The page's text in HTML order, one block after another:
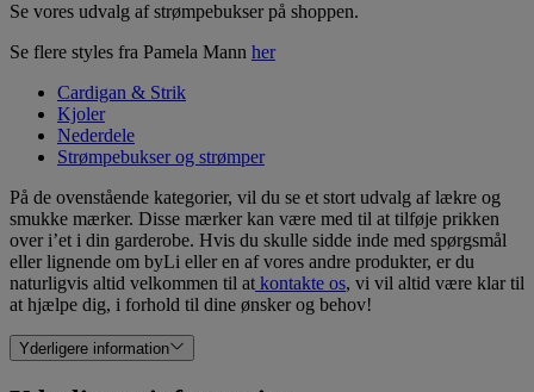
Se vores udvalg af strømpebukser på shoppen.
Se flere styles fra Pamela Mann her
Cardigan & Strik
Kjoler
Nederdele
Strømpebukser og strømper
På de ovenstående kategorier, vil du se et stort udvalg af lækre og
smukke mærker. Disse mærker kan være med til at tilføje prikken
over i’et i din garderobe. Hvis du skulle sidde inde med spørgsmål
eller lignende om byLi eller en af vores andre produkter, er du
naturligvis altid velkommen til at kontakte os, vi vil altid være klar til
at hjælpe dig, i forhold til dine ønsker og behov!
Yderligere information